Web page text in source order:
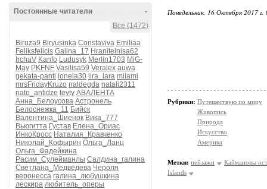
-
Постоянные читатели
Все (1472)
Biruza9 Biryusinka Constaviva Emiliaa
Feliksfelicis Galina_17 Hranitelnisa62
IrchaV Kanfo Ludusyk Merlin1703 MiG-
May PKFNF Vasilisa59 Veralex auwa
gekata-panti ionela30 lira_lara milami
mrsFridayKruzo naldegda natali2311
nato_antidze teyty АВАЛЕНТА
Анна_Белоусова Астронель
Белоснежка_11 Бийск
Валентина_Шиенок Вика_777
Вьюгитта Густав Елена_Ориас
ИнкоКросс Наталия_Кравченко
Николай_Кофырин Ольга_Ланц
Ольга_Фадейкина
Расим_Сулейманлы Салдина_галина
Светлана_Медведева Чероля
веронесса галина_любушкина
лескира любитель_оперы
Понедельник, 16 Октября 2017
Рубрики: Путешествую по миру
Живопись
Природа
Искусство
Америка
Метки: пейзажи
Каймановы
Islands